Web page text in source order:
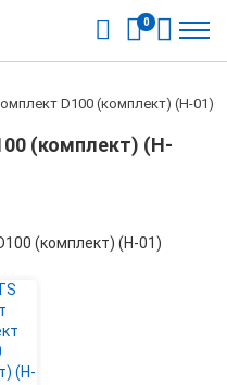
0
D100 (комплект) (H-01)
(комплект) (H-